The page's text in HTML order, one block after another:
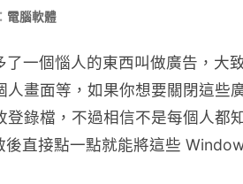
電腦軟體
一個惱人的東西叫做廣告，大
畫面等，如果你想要關閉這些
錄檔，不過相信不是每個人都
直接點一點就能將這些